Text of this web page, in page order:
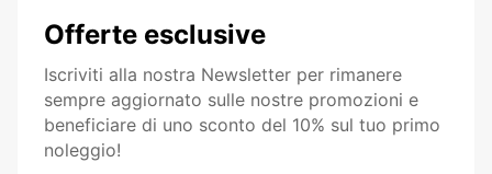
Offerte esclusive
Iscriviti alla nostra Newsletter per rimanere
sempre aggiornato sulle nostre promozioni e
beneficiare di uno sconto del 10% sul tuo primo
noleggio!